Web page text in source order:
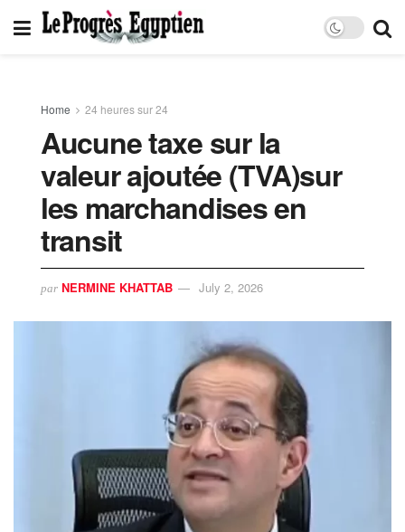
Home 24 heures sur 24
Aucune taxe sur la
valeur ajoutée (TVA)sur
les marchandises en
transit
par NERMINE KHATTAB July 2, 2026